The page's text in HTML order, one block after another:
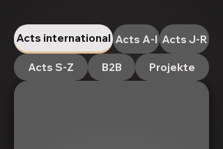
Acts international Acts A-I Acts J-R
Acts S-Z B2B Projekte